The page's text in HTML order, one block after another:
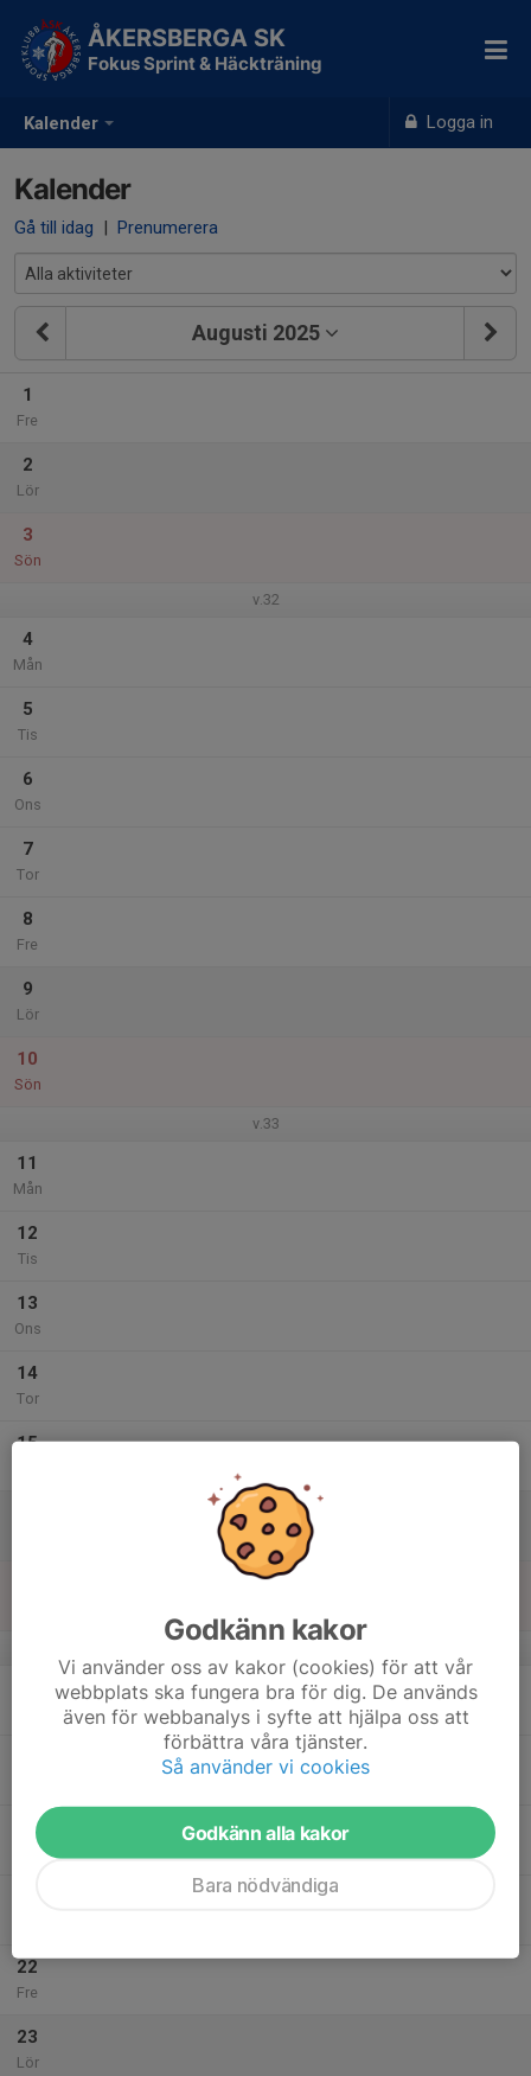
Kalender Logga in
ÅKERSBERGA SK
Fokus Sprint & Häckträning
Kalender
Gå till idag | Prenumerera
Augusti 2025
1
Fre
2
Lör
3
Sön
v.32
4
Mån
5
Tis
6
Ons
7
Tor
8
Fre
9
Lör
10
Sön
v.33
11
Mån
12
Tis
13
Ons
14
Tor
15
18:30
20:00
Fokusträning Sprint och Häck
Österåkers Friidrottsarena
20
Ons
22
Fre
23
Lör
Godkänn kakor
Vi använder oss av kakor (cookies) för att vår
webbplats ska fungera bra för dig. De används
även för webbanalys i syfte att hjälpa oss att
förbättra våra tjänster.
Så använder vi cookies
Godkänn alla kakor
Bara nödvändiga